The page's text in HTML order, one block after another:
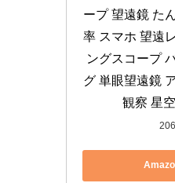
ープ 望遠鏡 た
率 スマホ 望遠
ングスコープ
グ 単眼望遠鏡
観察 星